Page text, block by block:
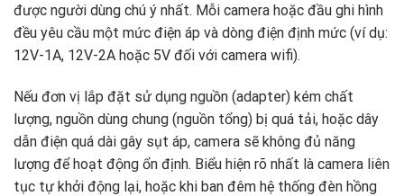
được người dùng chú ý nhất. Mỗi camera hoặc đầu ghi hình
đều yêu cầu một mức điện áp và dòng điện định mức (ví dụ:
12V-1A, 12V-2A hoặc 5V đối với camera wifi).
Nếu đơn vị lắp đặt sử dụng nguồn (adapter) kém chất
lượng, nguồn dùng chung (nguồn tổng) bị quá tải, hoặc dây
dẫn điện quá dài gây sụt áp, camera sẽ không đủ năng
lượng để hoạt động ổn định. Biểu hiện rõ nhất là camera liên
tục tự khởi động lại, hoặc khi ban đêm hệ thống đèn hồng